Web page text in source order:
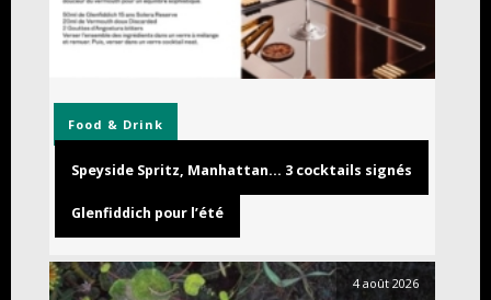
Food & Drink
Speyside Spritz, Manhattan… 3 cocktails signés
Glenfiddich pour l’été
4 août 2026